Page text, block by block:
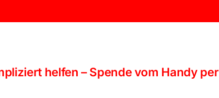
helfen – Spende vom Handy per